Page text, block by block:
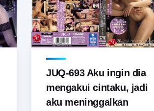
JUQ-693 Aku ingin dia
mengakui cintaku, jadi
aku meninggalkan